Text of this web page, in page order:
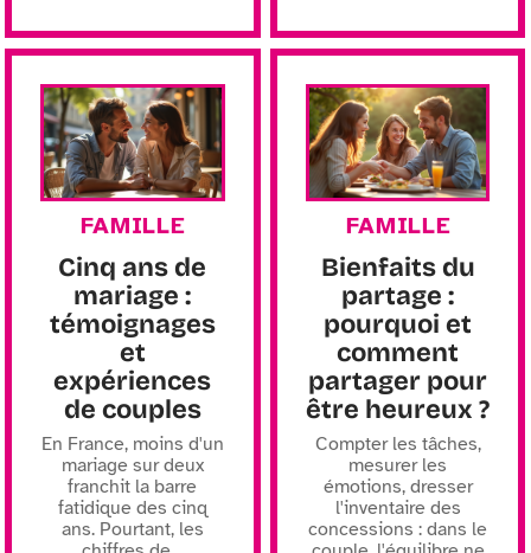
FAMILLE
Cinq ans de
mariage :
témoignages
et
expériences
de couples
En France, moins d'un
mariage sur deux
franchit la barre
fatidique des cinq
ans. Pourtant, les
FAMILLE
Bienfaits du
partage :
pourquoi et
comment
partager pour
être heureux ?
Compter les tâches,
mesurer les
émotions, dresser
l'inventaire des
concessions : dans le